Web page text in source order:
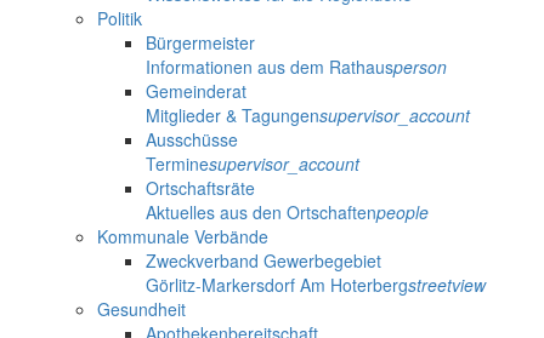
Politik
Bürgermeister
Informationen aus dem Rathausperson
Gemeinderat
Mitglieder & Tagungensupervisor_account
Ausschüsse
Terminesupervisor_account
Ortschaftsräte
Aktuelles aus den Ortschaftenpeople
Kommunale Verbände
Zweckverband Gewerbegebiet
Görlitz-Markersdorf Am Hoterbergstreetview
Gesundheit